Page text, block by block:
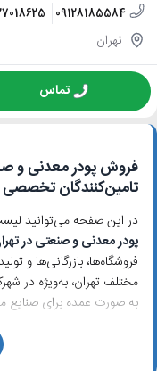
09128185584
تهران
تماس
فروش پودر معدنی و
تامین‌کنندگان تخصصی
در این صفحه می‌توانید
پودر معدنی و صنعتی در
فروشگاه‌ها، بازرگانی‌ها و
مختلف تهران، به‌ویژه در
به صورت عمده برای صنایع
رزین، پلاستیک، کشاورزی و
انواع پودر معدنی و